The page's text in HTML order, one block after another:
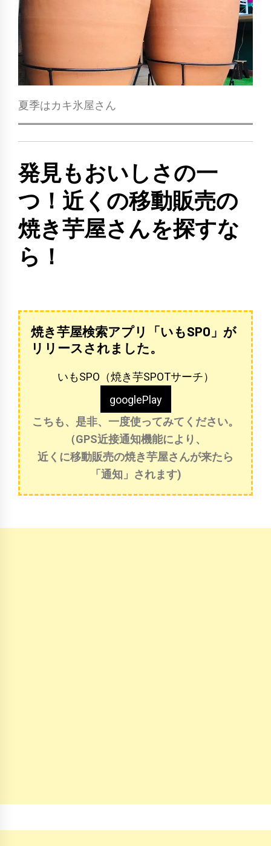
夏季はカキ氷屋さん
発見もおいしさの一
つ！近くの移動販売の
焼き芋屋さんを探すな
ら！
焼き芋屋検索アプリ「いもSPO」が
リリースされました。
いもSPO（焼き芋SPOTサーチ）
googlePlay
こちも、是非、一度使ってみてください。
（GPS近接通知機能により、
近くに移動販売の焼き芋屋さんが来たら
「通知」されます)